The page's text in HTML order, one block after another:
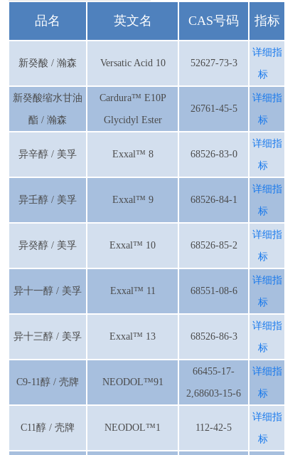
品名 英文名 CAS号码 指标
新癸酸 / 瀚森 Versatic Acid 10 52627-73-3
详细指
标
新癸酸缩水甘油
酯 / 瀚森
Cardura™ E10P
Glycidyl Ester
26761-45-5
详细指
标
异辛醇 / 美孚 Exxal™ 8 68526-83-0
详细指
标
异壬醇 / 美孚 Exxal™ 9 68526-84-1
详细指
标
异癸醇 / 美孚 Exxal™ 10 68526-85-2
详细指
标
异十一醇 / 美孚 Exxal™ 11 68551-08-6
详细指
标
异十三醇 / 美孚 Exxal™ 13 68526-86-3
详细指
标
C9-11醇 / 壳牌 NEODOL™91
66455-17-
2,68603-15-6
详细指
标
C11醇 / 壳牌 NEODOL™1 112-42-5
详细指
标